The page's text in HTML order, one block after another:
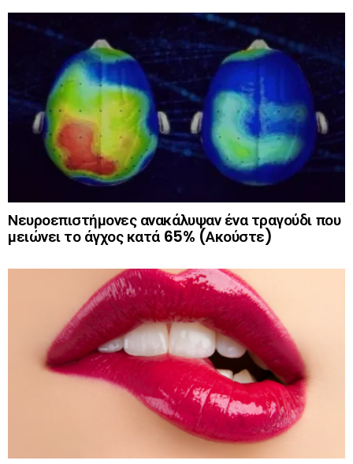
Νευροεπιστήμονες ανακάλυψαν ένα τραγούδι που
μειώνει το άγχος κατά 65% (Ακούστε)